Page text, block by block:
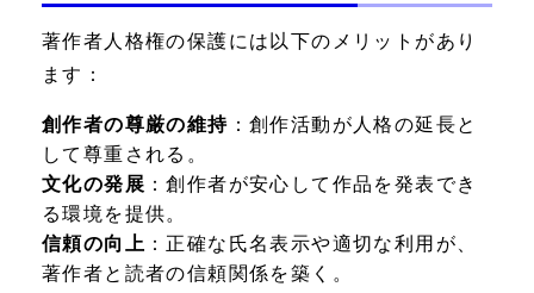
著作者人格権の保護には以下のメリットがあり
ます：
創作者の尊厳の維持 ：創作活動が人格の延長と
して尊重される。
文化の発展 ：創作者が安心して作品を発表でき
る環境を提供。
信頼の向上 ：正確な氏名表示や適切な利用が、
著作者と読者の信頼関係を築く。